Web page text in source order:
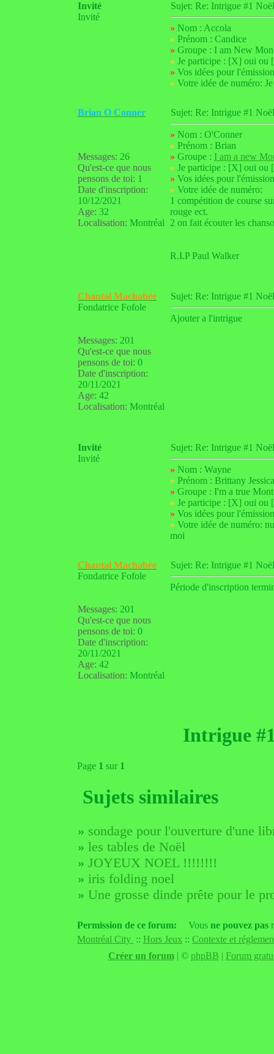
Invité
Invité
Sujet: Re: Intrigue #1
» Nom : Accola
» Prénom : Candice
» Groupe : I am New
» Je participe : [X] oui ou
» Vos idées pour
» Votre idée de numéro:
Brian O Conner
Messages: 26
Qu'est-ce que nous
pensons de toi: 1
Date d'inscription:
10/12/2021
Age: 32
Localisation: Montréal
Sujet: Re: Intrigue #1
» Nom : O'Conner
» Prénom : Brian
» Groupe : I am a new
» Je participe : [X] oui ou
» Vos idées pour
» Votre idée de numéro:
1 compétition de course
rouge ect.
2 on fait écouter les
R.I.P Paul Walker
Chantal Machabée
Fondatrice Fofole
Messages: 201
Qu'est-ce que nous
pensons de toi: 0
Date d'inscription:
20/11/2021
Age: 42
Localisation: Montréal
Sujet: Re: Intrigue #1
Ajouter a l'intrigue
Invité
Invité
Sujet: Re: Intrigue #1
» Nom : Wayne
» Prénom : Brittany Jessica
» Groupe : I'm a true
» Je participe : [X] oui ou
» Vos idées pour
» Votre idée de numéro:
moi
Chantal Machabée
Fondatrice Fofole
Messages: 201
Qu'est-ce que nous
pensons de toi: 0
Date d'inscription:
20/11/2021
Age: 42
Localisation: Montréal
Sujet: Re: Intrigue #1
Période d'inscription
Intrigue
Page 1 sur 1
Sujets similaires
» sondage pour l'ouverture d'une
» les tables de Noël
» JOYEUX NOEL !!!!!!!!
» iris folding noel
» Une grosse dinde prête pour le
Permission de ce forum: Vous ne pouvez pas
Montréal City :: Hors Jeux :: Contexte et
Créer un forum| © phpBB | Forum